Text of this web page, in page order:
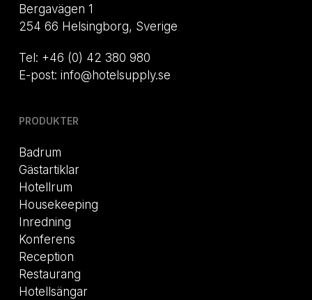
Bergavägen 1
254 66 Helsingborg, Sverige
Tel: +46 (0) 42 380 980
E-post: info@hotelsupply.se
PRODUKTER
Badrum
Gästartiklar
Hotellrum
Housekeeping
Inredning
Konferens
Reception
Restaurang
Hotellsängar